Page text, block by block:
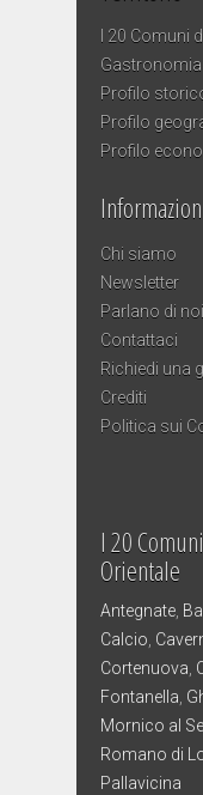
I 20 Comuni
Gastronomia
Profilo
Profilo
Profilo
Chi siamo
Newsletter
Parlano di
Contattaci
Richiedi una
Crediti
Politica sui
I 20
Orientale
Antegnate,
Calcio,
Cortenuova,
Fontanella,
Mornico al
Romano di
Pallavicina